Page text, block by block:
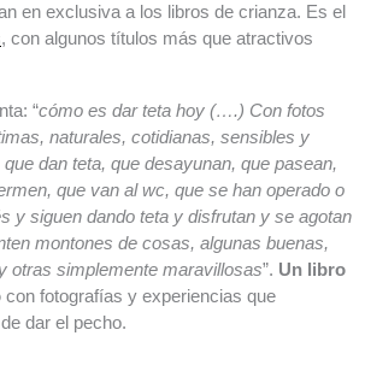
en exclusiva a los libros de crianza. Es el
, con algunos títulos más que atractivos
“cómo es dar teta hoy (….) Con fotos
naturales, cotidianas, sensibles y
dan teta, que desayunan, que pasean,
que van al wc, que se han operado o
y siguen dando teta y disfrutan y se agotan
montones de cosas, algunas buenas,
otras simplemente maravillosas”. Un libro
con fotografías y experiencias que
dar el pecho.